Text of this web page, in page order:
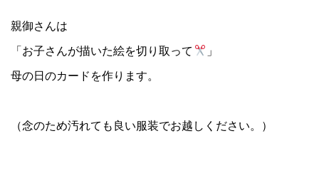
親御さんは
「お子さんが描いた絵を切り取って 」
母の日のカードを作ります。
（念のため汚れても良い服装でお越しください。）